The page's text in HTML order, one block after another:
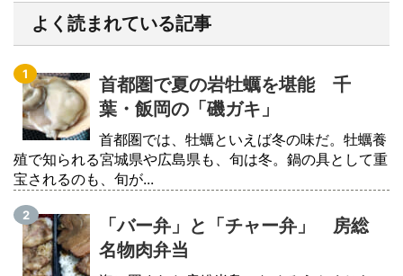
よく読まれている記事
首都圏で夏の岩牡蠣を堪能 千
葉・飯岡の「磯ガキ」
首都圏では、牡蠣といえば冬の味だ。牡蠣養
殖で知られる宮城県や広島県も、旬は冬。鍋の具として重
宝されるのも、旬が...
「バー弁」と「チャー弁」 房総
名物肉弁当